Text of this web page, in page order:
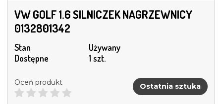
VW GOLF 1.6 SILNICZEK NAGRZEWNICY
0132801342
Stan
Używany
Dostępne
1 szt.
Oceń produkt Ostatnia sztuka